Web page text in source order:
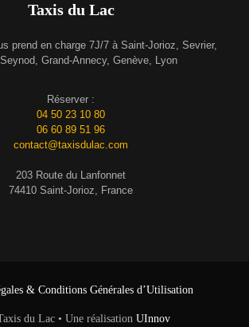
Taxis du Lac
prend en charge 7J/7 à Saint-Jorioz, Sevrier,
Grand-Annecy, Genève, Lyon
Réserver :
04 50 23 10 80
06 60 89 51 96
contact@taxisdulac.com
203 Route du Lanfonnet
74410 Saint-Jorioz, France
& Conditions Générales d’Utilisation
du Lac • Une réalisation UInnov